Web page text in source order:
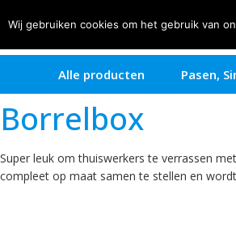
met.....
Alle producten Pasen,
Borrelbox
Super leuk om thuiswerkers te verrassen
compleet op maat samen te stellen en
Wij gebruiken cookies om het gebruik van